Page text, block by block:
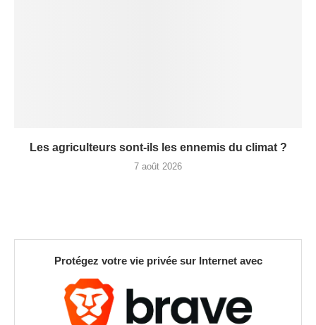
Les agriculteurs sont-ils les ennemis du climat ?
7 août 2026
Protégez votre vie privée sur Internet avec